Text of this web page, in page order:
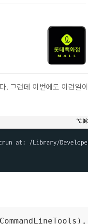
. 그런데 이번에도 이런일이